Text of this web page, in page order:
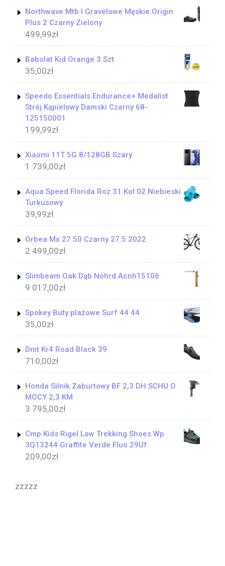
Northwave Mtb I Gravelowe Męskie Origin
Plus 2 Czarny Zielony
499,99zł
Babolat Kid Orange 3 Szt
35,00zł
Speedo Essentials Endurance+ Medalist
Strój Kąpielowy Damski Czarny 68-
125150001
199,99zł
Xiaomi 11T 5G 8/128GB Szary
1 739,00zł
Aqua Speed Florida Roz 31 Kol 02 Niebieski
Turkusowy
39,99zł
Orbea Mx 27 50 Czarny 27.5 2022
2 499,00zł
Slimbeam Oak Dąb Nohrd Acnh15106
9 017,00zł
Spokey Buty plażowe Surf 44 44
35,00zł
Dmt Kr4 Road Black 39
710,00zł
Honda Silnik Zaburtowy BF 2,3 DH SCHU O
MOCY 2,3 KM
3 795,00zł
Cmp Kids Rigel Low Trekking Shoes Wp
3Q13244 Graffite Verde Fluo 29Uf
209,00zł
zzzzz